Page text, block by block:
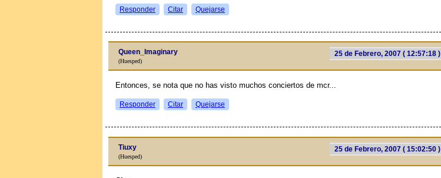
Responder Citar Quejarse
25 de Febrero, 2007 ( 12:57:18 )
Queen_Imaginary
(Huesped)
Entonces, se nota que no has visto muchos conciertos de mcr...
Responder Citar Quejarse
25 de Febrero, 2007 ( 15:02:50 )
Tiuxy
(Huesped)